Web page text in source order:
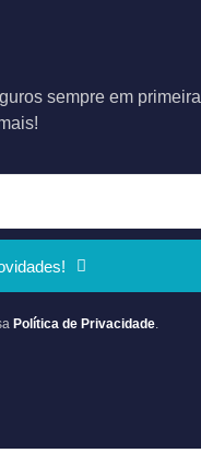
sempre em primeira
Política de Privacidade.